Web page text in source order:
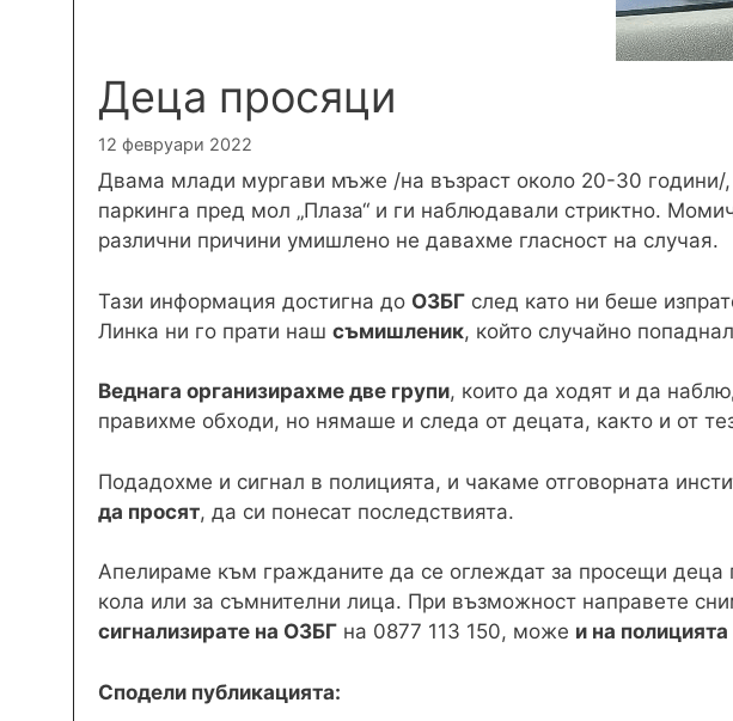
Деца просяци
12 февруари 2022
Двама млади мургави мъже /на възраст около 20-30 години/
паркинга пред мол „Плаза“ и ги наблюдавали стриктно.
различни причини умишлено не давахме гласност на случая.
Тази информация достигна до ОЗБГ след като ни беше
Линка ни го прати наш съмишленик, който случайно
Веднага организирахме две групи, които да ходят и да
правихме обходи, но нямаше и следа от децата, както и от
Подадохме и сигнал в полицията, и чакаме отговорната
да просят, да си понесат последствията.
Апелираме към гражданите да се оглеждат за просещи деца
кола или за съмнителни лица. При възможност направете
сигнализирате на ОЗБГ на 0877 113 150, може и на полицията
Сподели публикацията: